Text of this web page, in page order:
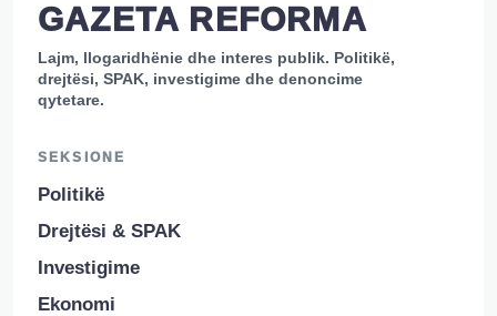
GAZETA REFORMA
Lajm, llogaridhënie dhe interes publik. Politikë,
drejtësi, SPAK, investigime dhe denoncime
qytetare.
SEKSIONE
Politikë
Drejtësi & SPAK
Investigime
Ekonomi